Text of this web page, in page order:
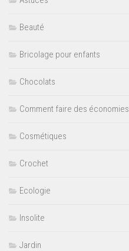
Beauté
Bricolage pour enfants
Chocolats
Comment faire des économies
Cosmétiques
Crochet
Ecologie
Insolite
Jardin